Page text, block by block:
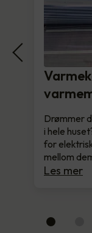
Drømmer
i hele
for
mellom
Les mer